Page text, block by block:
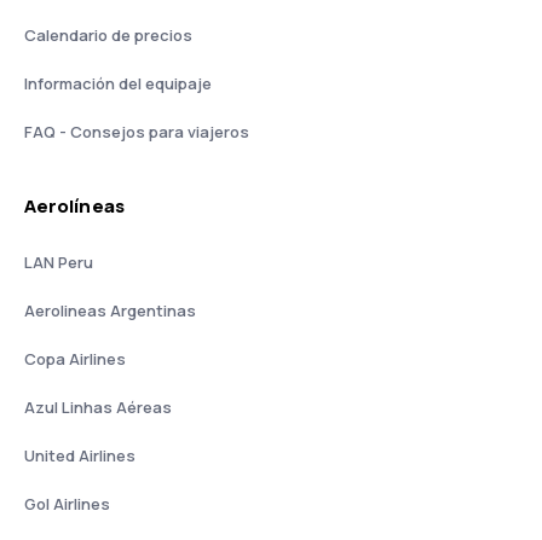
Calendario de precios
Información del equipaje
FAQ - Consejos para viajeros
Aerolíneas
LAN Peru
Aerolineas Argentinas
Copa Airlines
Azul Linhas Aéreas
United Airlines
Gol Airlines